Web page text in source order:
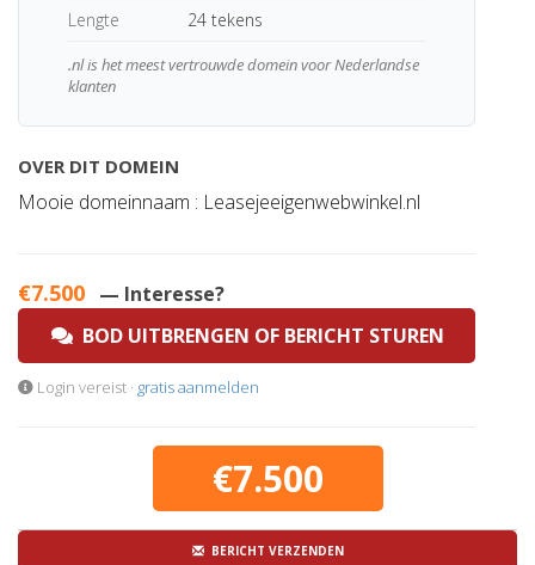
Lengte
24 tekens
.nl is het meest vertrouwde domein voor Nederlandse
klanten
OVER DIT DOMEIN
Mooie domeinnaam : Leasejeeigenwebwinkel.nl
€7.500 — Interesse?
BOD UITBRENGEN OF BERICHT STUREN
Login vereist · gratis aanmelden
€7.500
BERICHT VERZENDEN